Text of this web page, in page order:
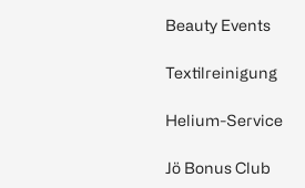
Beauty Events
Textilreinigung
Helium-Service
Jö Bonus Club